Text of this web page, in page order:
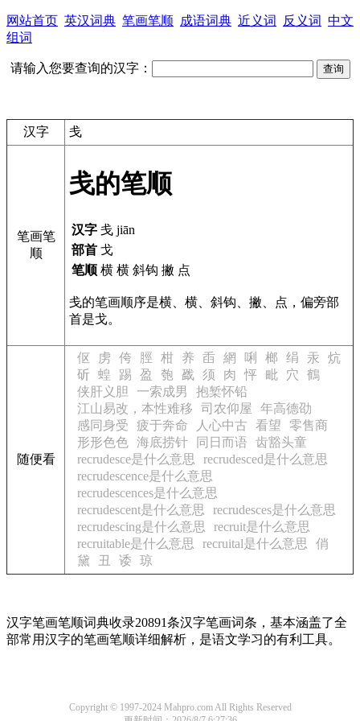
网站首页 英汉词典 笔画笔顺 成语词典 近义词 反义词 中文
组词
请输入您要查询的汉字：
汉字 戋
笔画笔
顺
戋的笔顺
汉字 戋 jiān
部首 戈
笔顺 横 横 斜钩 撇 点
戋的笔画顺序是横、横、斜钩、撇、点，偏旁部
首是戈。
随便看
伛 虏 侉 脛 柑 养 臿 網 唎 榔 绢 汞
炕
斫 蝗 踢 盈 匏 戤 须 肉 怦 毗 穴
鶴
侠肝义胆
一索成男
抱椠怀铅
江山易改，本性难移
司农仰屋
年高德劭
感同身受
疲于奔命 人心中古 看望
零售商
形形色色 海底捞针 同日而语
齿豁头童
recrudesce是什么意思
recrudesced是什么意思
recrudescence是什么意思
recrudescences是什么意思
recrudescent是什么意思
recrudesces是什么意思
recrudescing是什么意思
recruit是什么意思
recruitable是什么意思
recruital是什么意思
俏
黛
丑 诿 琼
汉字笔画笔顺词典收录20891条汉字笔画词条，基本涵盖了全
部常用汉字的笔画笔顺详细解析，是语文学习的有利工具。
Copyright © 1997-2024 Mahpro.com All Rights Reserved